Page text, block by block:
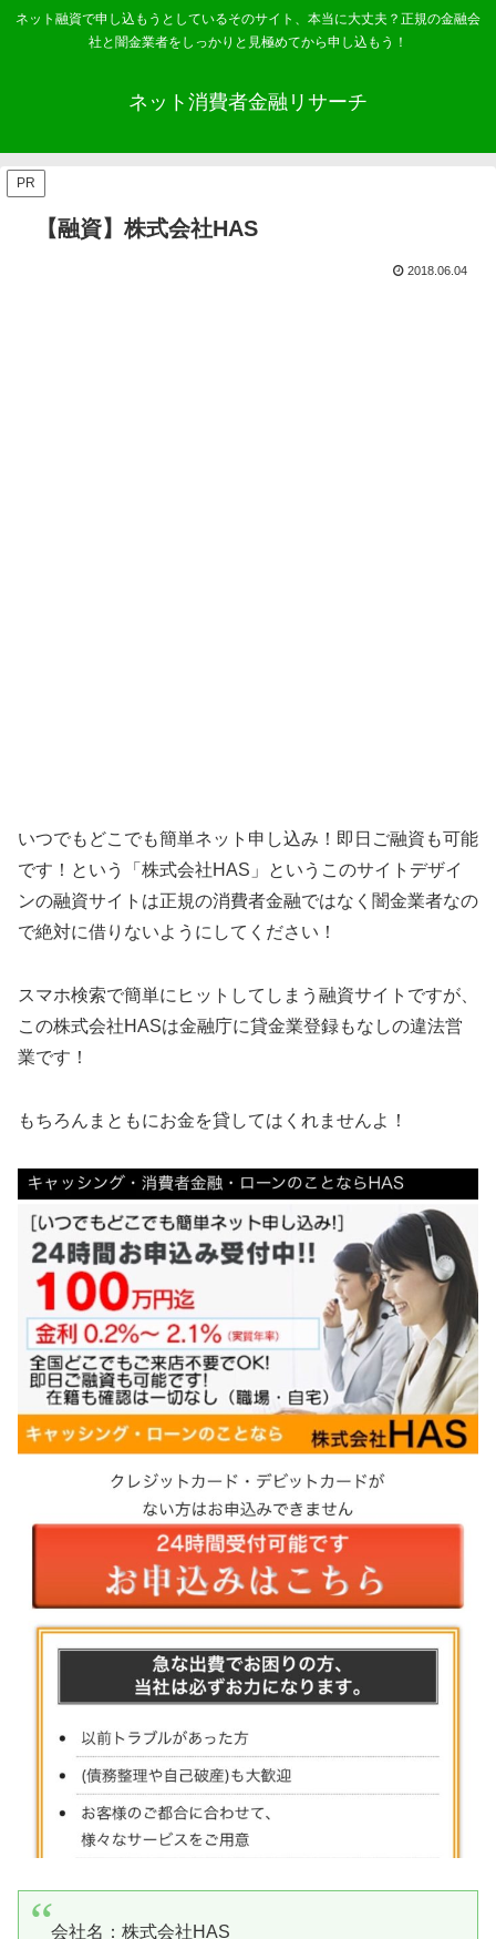
ネット融資で申し込もうとしているそのサイト、本当に大丈夫？正規の金融会
社と闇金業者をしっかりと見極めてから申し込もう！
ネット消費者金融リサーチ
PR
【融資】株式会社HAS
2018.06.04
いつでもどこでも簡単ネット申し込み！即日ご融資も可能
です！ という「 株式会社HAS 」というこのサイトデザイ
ンの融資サイトは正規の消費者金融ではなく闇金業者なの
で絶対に借りないようにしてください！
スマホ検索で簡単にヒットしてしまう融資サイトですが、
この株式会社HASは金融庁に貸金業登録もなしの違法営
業です！
もちろんまともにお金を貸してはくれませんよ！
会社名： 株式会社HAS